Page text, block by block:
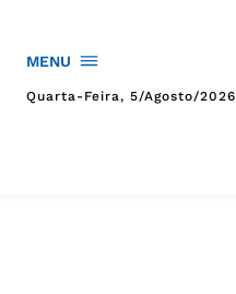
MENU
Quarta-Feira, 5/agosto/2026